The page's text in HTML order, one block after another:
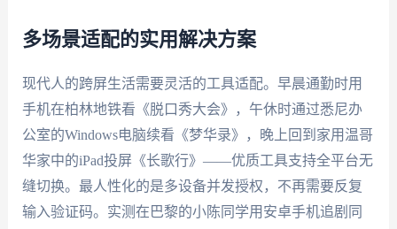
多场景适配的实用解决方案
现代人的跨屏生活需要灵活的工具适配。早晨通勤时用
手机在柏林地铁看《脱口秀大会》，午休时通过悉尼办
公室的Windows电脑续看《梦华录》，晚上回到家用温哥
华家中的iPad投屏《长歌行》——优质工具支持全平台无
缝切换。最人性化的是多设备并发授权，不再需要反复
输入验证码。实测在巴黎的小陈同学用安卓手机追剧同